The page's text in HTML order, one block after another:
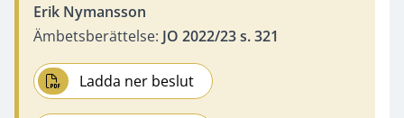
Erik Nymansson
Ämbetsberättelse: JO 2022/23 s. 321
Ladda ner beslut